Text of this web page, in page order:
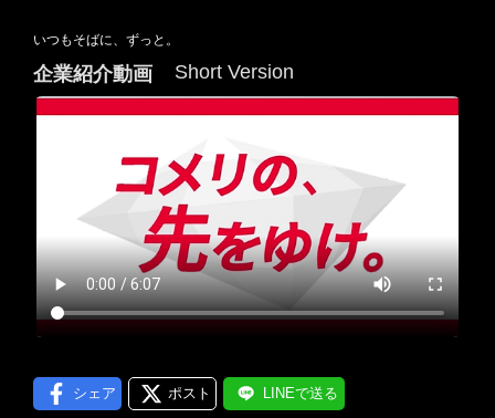
通知設定
メール通知
LINE通知
いつもそばに、ずっと。
企業紹介動画 Short Version
シェア ポスト LINEで送る
にはプロフィール画像のアップロードが必要です
プロフィール編集する